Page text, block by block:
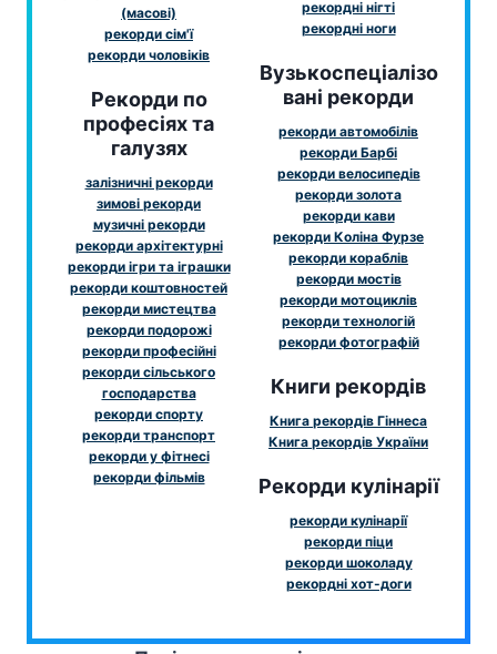
(масові)
рекорди сім'ї
рекорди чоловіків
Рекорди по
професіях та
галузях
залізничні рекорди
зимові рекорди
музичні рекорди
рекорди архітектурні
рекорди ігри та іграшки
рекорди коштовностей
рекорди мистецтва
рекорди подорожі
рекорди професійні
рекорди сільського
господарства
рекорди спорту
рекорди транспорт
рекорди у фітнесі
рекорди фільмів
рекордні нігті
рекордні ноги
Вузькоспеціалізо
вані рекорди
рекорди автомобілів
рекорди Барбі
рекорди велосипедів
рекорди золота
рекорди кави
рекорди Коліна Фурзе
рекорди кораблів
рекорди мостів
рекорди мотоциклів
рекорди технологій
рекорди фотографій
Книги рекордів
Книга рекордів Гіннеса
Книга рекордів України
Рекорди кулінарії
рекорди кулінарії
рекорди піци
рекорди шоколаду
рекордні хот-доги